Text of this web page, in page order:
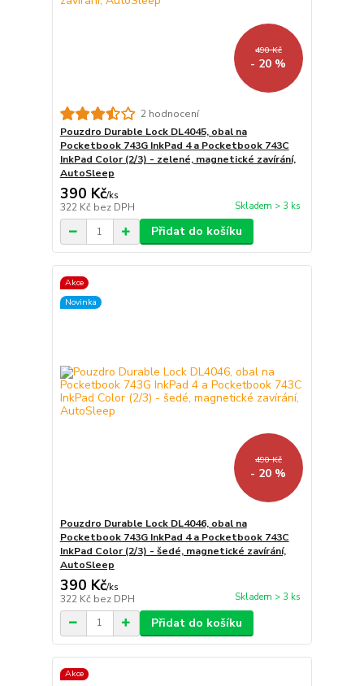
490 Kč
- 20 %
2 hodnocení
Pouzdro Durable Lock DL4045, obal na
Pocketbook 743G InkPad 4 a Pocketbook 743C
InkPad Color (2/3) - zelené, magnetické zavírání,
AutoSleep
390 Kč/ks
322 Kč bez DPH Skladem > 3 ks
Přidat do košíku
Akce
Novinka
490 Kč
- 20 %
Pouzdro Durable Lock DL4046, obal na
Pocketbook 743G InkPad 4 a Pocketbook 743C
InkPad Color (2/3) - šedé, magnetické zavírání,
AutoSleep
390 Kč/ks
322 Kč bez DPH Skladem > 3 ks
Přidat do košíku
Akce